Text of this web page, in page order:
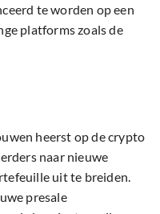
te worden op een
platforms zoals de
heerst op de crypto
naar nieuwe
uit te breiden.
presale